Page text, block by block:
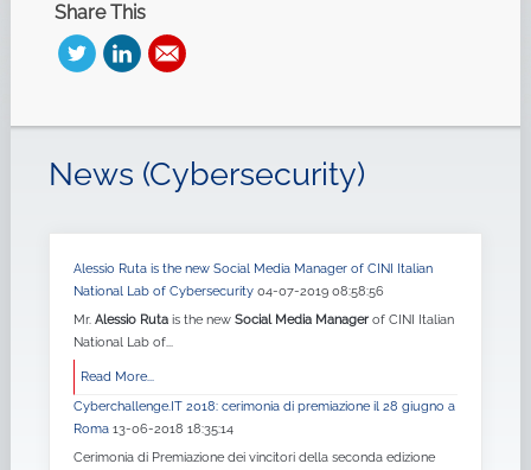
Share This
News (Cybersecurity)
Alessio Ruta is the new Social Media Manager of CINI Italian
National Lab of Cybersecurity 04-07-2019 08:58:56
Mr. Alessio Rutais the new Social Media Managerof CINI Italian
National Lab of...
Read More...
Cyberchallenge.IT 2018: cerimonia di premiazione il 28 giugno a
Roma 13-06-2018 18:35:14
Cerimonia di Premiazione dei vincitori della seconda edizione